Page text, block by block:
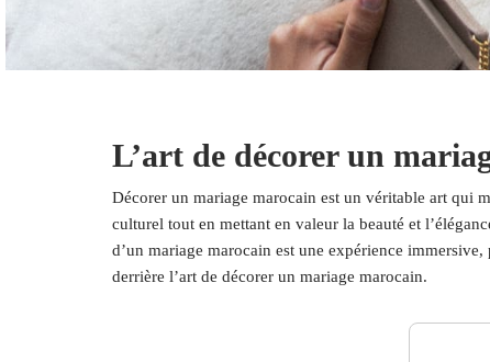
L’art de décorer un
Décorer un mariage marocain est un véritable art qui
culturel tout en mettant en valeur la beauté et
d’un mariage marocain est une expérience
derrière l’art de décorer un mariage marocain.